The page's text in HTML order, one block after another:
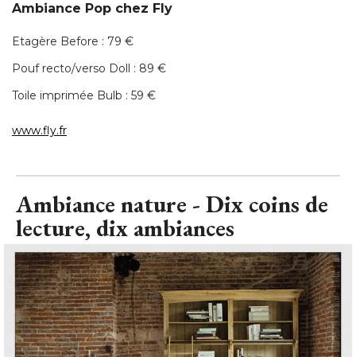
Toile imprimée Bulb : 59 €
Ambiance nature - Dix coins de